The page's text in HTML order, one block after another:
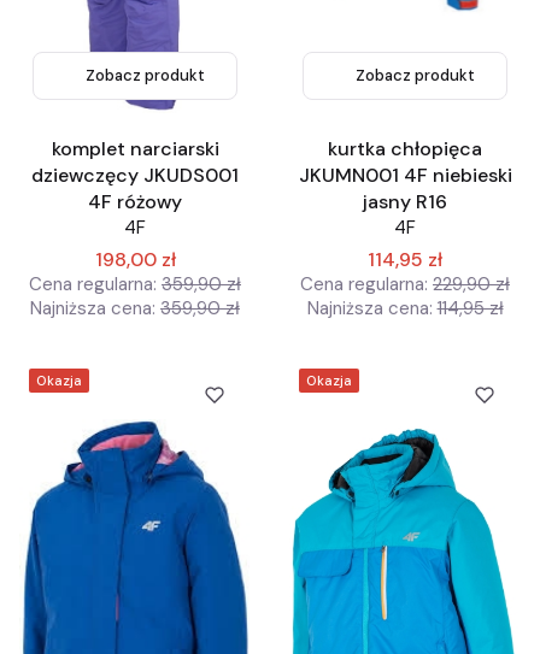
Zobacz produkt
komplet narciarski
dziewczęcy JKUDS001
4F różowy
4F
198,00 zł
Cena regularna: 359,90 zł
Najniższa cena: 359,90 zł
Zobacz produkt
kurtka chłopięca
JKUMN001 4F niebieski
jasny R16
4F
114,95 zł
Cena regularna: 229,90 zł
Najniższa cena: 114,95 zł
Okazja Okazja